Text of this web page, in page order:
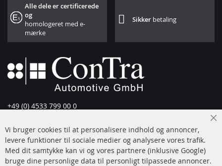
Alle dele er certificerede
og
homologeret med e-
mærke
Sikker betaling
+49 (0) 4533 799 00 0
info@contra-automotive.de
www.contra-automotive.de
Facebook
Instagram
Vi bruger cookies til at personalisere indhold og annoncer,
levere funktioner til sociale medier og analysere vores trafik.
Med dit samtykke kan vi og vores partnere (inklusive Google)
bruge dine personlige data til personligt tilpassede annoncer.